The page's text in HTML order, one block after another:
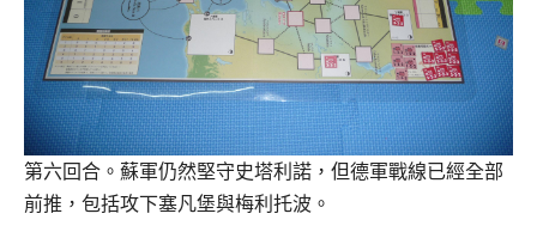
第六回合。蘇軍仍然堅守史塔利諾，但德軍戰線已經全部
前推，包括攻下塞凡堡與梅利托波。